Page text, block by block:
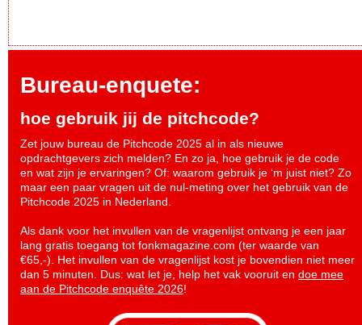
Bureau-enquete:
hoe gebruik jij de pitchcode?
Zet jouw bureau de Pitchcode 2025 al in als nieuwe
opdrachtgevers zich melden? En zo ja, hoe gebruik je de code
en wat zijn je ervaringen? Of: waarom gebruik je ‘m juist niet? Zo
maar een paar vragen uit de nul-meting over het gebruik van de
Pitchcode 2025 in Nederland.
Als dank voor het invullen van de vragenlijst ontvang je een jaar
lang gratis toegang tot fonkmagazine.com (ter waarde van
€65,-). Het invullen van de vragenlijst kost je bovendien niet meer
dan 5 minuten. Dus: wat let je, help het vak vooruit en doe mee
aan de Pitchcode enquête 2026!